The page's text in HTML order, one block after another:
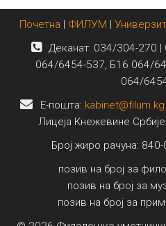
Почетна | ФИЛУМ |
Деканат: 034/304-270 |
064/6454-537, Б16 064/
064/
E-пошта:
Лицеја Кнежевине
Број жиро рачуна:
позив на број за
позив на број за
позив на број за